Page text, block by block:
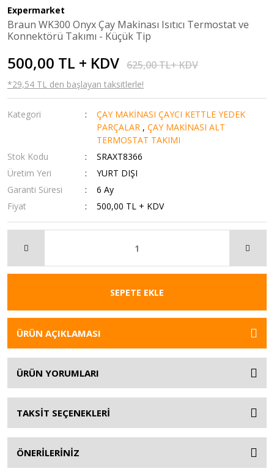
Expermarket
Braun WK300 Onyx Çay Makinası Isıtıcı Termostat ve
Konnektörü Takımı - Küçük Tip
500,00 TL + KDV 625,00 TL+ KDV
*29,54 TL den başlayan taksitlerle!
Kategori
ÇAY MAKİNASI ÇAYCI KETTLE YEDEK
PARÇALAR ,ÇAY MAKİNASI ALT
TERMOSTAT TAKIMI
Stok Kodu
SRAXT8366
Üretim Yeri
YURT DIŞI
Garanti Süresi
6 Ay
Fiyat
500,00 TL + KDV
SEPETE EKLE
ÜRÜN AÇIKLAMASI
ÜRÜN YORUMLARI
TAKSİT SEÇENEKLERİ
ÖNERİLERİNİZ